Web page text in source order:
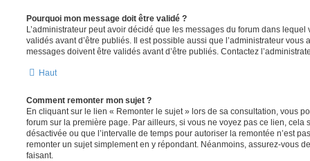
Pourquoi mon message doit être validé ?
L’administrateur peut avoir décidé que les messages du forum dans lequel
validés avant d’être publiés. Il est possible aussi que l’administrateur vous
messages doivent être validés avant d’être publiés. Contactez
Haut
Comment remonter mon sujet ?
En cliquant sur le lien « Remonter le sujet » lors de sa consultation, vous
forum sur la première page. Par ailleurs, si vous ne voyez pas ce lien, cela
désactivée ou que l’intervalle de temps pour autoriser la remontée n’est
remonter un sujet simplement en y répondant. Néanmoins, assurez-vous
faisant.